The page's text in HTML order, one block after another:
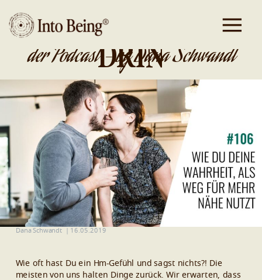
DA IST GOLD
DRIN
der Podcast - by Dana Schwandt
Dana Schwandt 16.05.2019
Wie oft hast Du ein Hm-Gefühl und sagst nichts?! Die
meisten von uns halten Dinge zurück. Wir erwarten, dass